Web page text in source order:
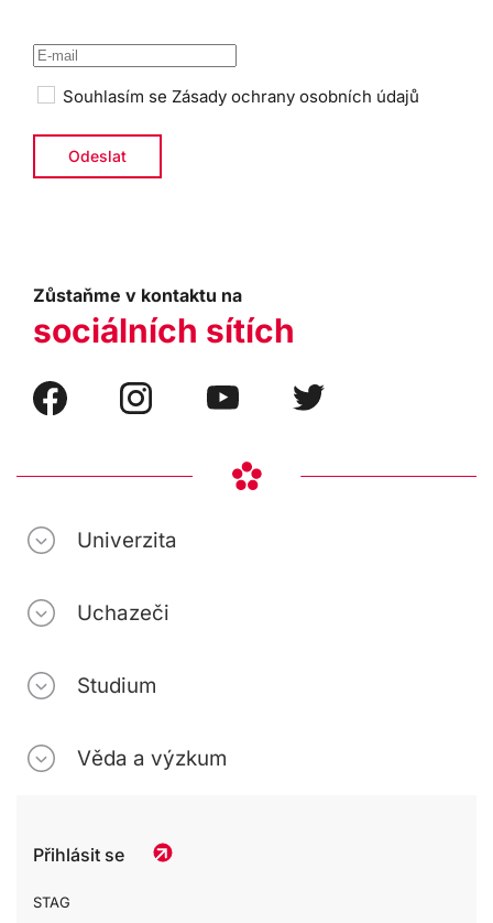
Souhlasím se Zásady ochrany osobních údajů
Zůstaňme v kontaktu na
sociálních sítích
Univerzita
Uchazeči
Studium
Věda a výzkum
Přihlásit se
STAG